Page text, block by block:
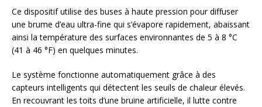
Ce dispositif utilise des buses à haute pression pour diffuser
une brume d’eau ultra-fine qui s’évapore rapidement, abaissant
ainsi la température des surfaces environnantes de 5 à 8 °C
(41 à 46 °F) en quelques minutes.
Le système fonctionne automatiquement grâce à des
capteurs intelligents qui détectent les seuils de chaleur élevés.
En recouvrant les toits d’une bruine artificielle, il lutte contre